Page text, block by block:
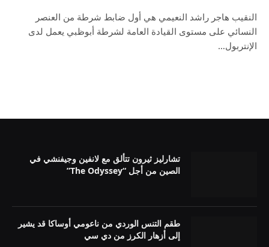
النقيب هاجر راشد النعيمي هي أول ضابط شرطة من العنصر
النسائي على مستوى القيادة العامة لشرطة أبوظبي يعمل لدى
الإنتربول…
تشارليز ثيرون تتألق مع لانفين وجيفنشي في
الصين من أجل “The Odyssey”
طقم التنس الوردي من ناعومي أوساكا قد يشير
إلى أزهار الكرز من دي سي